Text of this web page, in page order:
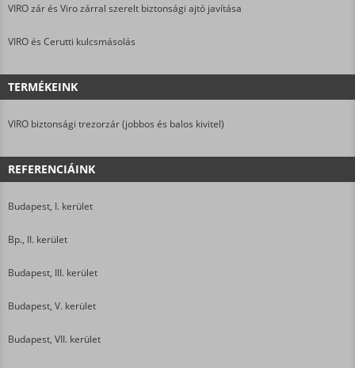
VIRO zár és Viro zárral szerelt biztonsági ajtó javítása
VIRO és Cerutti kulcsmásolás
TERMÉKEINK
VIRO biztonsági trezorzár (jobbos és balos kivitel)
REFERENCIÁINK
Budapest, I. kerület
Bp., II. kerület
Budapest, III. kerület
Budapest, V. kerület
Budapest, VII. kerület